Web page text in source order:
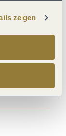
zeigen